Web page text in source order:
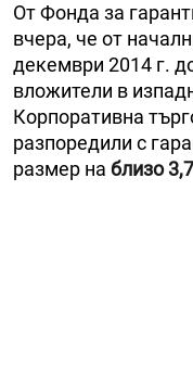
От Фонда за
вчера, че от
декември 2014 г.
вложители в
Корпоративна
разпоредили с
размер на близо